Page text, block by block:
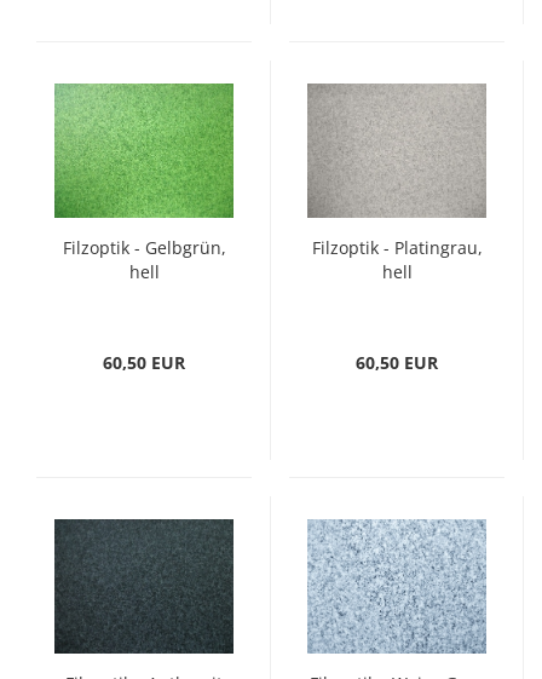
Filzoptik - Gelbgrün,
hell
60,50 EUR
Filzoptik - Platingrau,
hell
60,50 EUR